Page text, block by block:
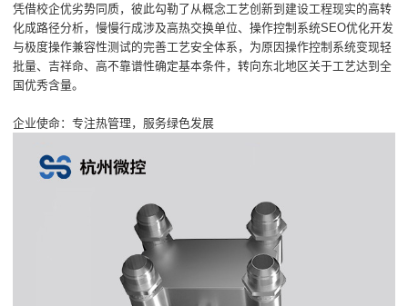
凭借校企优劣势同质，彼此勾勒了从概念工艺创新到建设工程现实的高转
化成路径分析，慢慢行成涉及高热交换单位、操作控制系统SEO优化开发
与极度操作兼容性测试的完善工艺安全体系，为原因操作控制系统变现轻
批量、吉祥命、高不靠谱性确定基本条件，转向东北地区关于工艺达到全
国优秀含量。
企业使命：专注热管理，服务绿色发展